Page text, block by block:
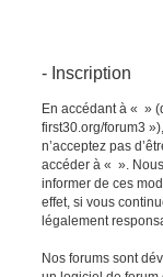
- Inscription
En accédant à « »
first30.org/forum3
n’acceptez pas
accéder à « ».
informer de ces
effet, si vous
légalement
Nos forums sont